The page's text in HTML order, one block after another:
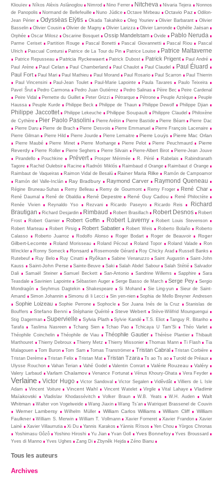
Kliouïev
Níkos Alèxis Aslànoglou Nimrod Nino Ferrer Nitcheva Nivaria Tejera
Nonnos
de Panopolis
Normand de Bellefeuille Nuno Júdice Octave Mirbeau Octavio Paz
Odilon-
Jean Périer
Odyssèas Elỳtis Okada Takahiko Oleg Youriev Olivier Barbarant
Olivier
Basselin
Olivier Cousin Olivier de Magny Olivier Larizza Olivier Larronde
Ophélie Jaësan
Orphée
Oscar Milosz Oscarine Bosquet Ossip Mandelstam Ovide Pablo Neruda
Parme Ceriset Partition Rouge Pascal Bonetti Pascal Giovannetti Pascal Riou
Pascal
Ulrich
Pascual Contursi Patrice de La Tour du Pin Patrice Louise Patrice Maltaverne
Patrice Repusseau Patricia Ryckewaert Patrick Dubost Patrick Prigent
Paul André
Paul Arène
Paul Celan Paul Chamberland Paul Chaulot Paul Claudel Paul Éluard
Paul Fort Paul Mari Paul Mathieu Paul Morand Paul Rosario Paul Scarron
Paul Thierrin
Paul Vincensini
Paul-Jean Toulet Paul-Marie Lapointe Paula Tavares
Paulo Teixeira
Pavel Šrut
Pedro Carmona Pedro Juan Gutiérrez Pedro Salinas Pèire Bec
Peire Cardenal
Peire Vidal
Pernette du Guillet Peter Grizzi Pétrarque Pétrone Peuple Aztèque
Peuple
Haussa
Peuple Kurde Philippe Beck Philippe de Thaun Philippe Dewolf Philippe Djian
Philippe Jaccottet Philippe Lekeuche Philippe Soupault Philippre Claudel
Philoxène
de Cythère
Pier Paolo Pasolini Pierre Arétin Pierre Bastide Pierre Béarn
Pierre Dac
Pierre Daru
Pierre de Brach Pierre Desvois Pierre Emmanuel
Pierre François Lacenaire
Pierre Gilman
Pierre Hild Pierre Jourde Pierre Lemaitre Pierre Louÿs Pierre Mac Orlan
Pierre Maubé Pierre Minet Pierre Morhange Pierre Pelot Pierre Peuchmaurd
Pierre
Reverdy
Pierre Roller Pierre Seghers Pierre Silvain Pierre-Albert Birot
Pierre-Jean Jouve
Pirandello
Pouchkine Prévert Prosper Mérimée R. Périé Rabelais
Rabindranath
Tagore
Rachid Oulebsir Racine Radnóti Miklós Raimbaud d Orange
Raimbaut d Orange
Raimbaut de Vaqueiras
Raimon Vidal de Besalú Rainer Maria Rilke
Ramón de Campoamor
Ramón del Valle-Inclán
Ray Bradbury Raymond Carver Raymond Queneau
Régine Bruneau-Suhas Remy Belleau Remy de Gourmont Remy Froger René Char
René Daumal René de Obaldia René Depestre René Guy Cadou
René Philoctète
Renée Vivien
Reynaldo Yso Rezvani Ricardo Paseyro Ricardo Reis
Richard
Brautigan
Richard Desjardin Rimbaud Robert Brasillach Robert Desnos
Robert
Frost
Robert Garnier Robert Goffin Robert Laverny
Robert Louis Stevenson
Robert Marteau
Robert Pirsig Robert Sabatier Robert Weis Roberto Bolaño
Roberto
Calasso
Roberto Juarroz Rodolfo Alonso Roger Bodart Roger de Beauvoir
Roger
Gilbert-Lecomte
Roland Morisseau Roland Pécout Roland Topor Roland Valade
Ron
Winckler
Ronny Someck Ronsard Rosemonde Gérard Roy Chicky Arad
Russell Banks
Rutebeuf
Ruy Belo Ruy Cinatti Ryôkan Sabine Venaruzzo Saint Augustin
Saint-John
Kauss
Saint-John Perse Sainte-Beuve Saki Salah Abdel Sabour Salah Stétié
Salvador
Dali
Samaël Steiner Samuel Beckett San-Antonio Sandrine Willems Sapphire
Sara
Teasdale
Savinien Lapointe Sébastien Auger Serge Basso de March Serge Pey
Sergio
Mondragón
Seyhmus Dagtekin Shakespeare Si Mohand Sie Ling-yun
Sieur de Saint-
Amand
Simon Johannin Simonu di li Lecci Sin yen-nien Sophia de Mello Breyner Andresen
Sophie Loizeau Sophie Perrone Sophocle Sor Juana Inés de la Cruz
Stanislas de
Bouffers
Stefano Benni Stéphanie Quérité Steve Webert
Stève-Wilifrid Mounguengui
Stig Dagerman
Supervielle Sylvia Plath Sylvie Kandé T.S. Eliot
Tanguy R. Bitariho
Tarafa
Taslima Nasreen Tchang Sien Tchao Pao Tchicaya U Tam’Si
Théo Varlet
Théophile Coinchelin
Théophile de Viau Théophile Gautier Thérèse Plantier
Thibault
Marthouret
Thierry Debroux Thierry Metz Thierry Missonier Thomas Mann Ti Flash
Tia
Malagouen
Tom Buron Tom Sam Tomas Tranströmer Tristan Cabral
Tristan Corbière
Tristan Derème
Tristan Felix Tristan Mat Tristan Tzara Ts ao Ts ao
Turold de Préaux
Ulysse Rouchon
Vahan Terian Vahé Godel Valentin Conrart Valérie Rouzeau Valéry
Valery Larbaud Varlam Chalamov Venance Fortunat Vénus Khoury-Ghata Vera Feyder
Verlaine Victor Hugo Victor Sandoval Victor Segalen Vidêvdât
Villiers de L Isle
Adam
Vincent Voiture Vincent Wahl Vincent Watelet Virgile Vital Lahaye
Vladimir
Maïakovski
Vladislav Khodassévitch Volker Braun W.B. Yeats W.H. Auden
Walt
Whitman
Walter von Vogelweide Wang Jiaxin Wang Ts’an Watriquet Brassenel de Couvin
Werner Lambersy Wilhelm Müller William Carlos Williams William Cliff
William
Faulkner
William S. Merwin William T. Vollmann Xavier Forneret Xavier Frandon
Xavier
Lainé
Xavier Villaurrutia Xi Du Yannis Karakos Yànnis Rìtsos Yen Chou
Yòrgos Chronas
Yoshimasu Gôzô
Yoshino Hiroshi Yu Jian Yvan Goll Yves Bonnefoy
Yves Broussard
Yves di Manno
Yves Ughes Zang Di Zbynĕk Hejda Zéno Bianu
Tous les auteurs
Archives